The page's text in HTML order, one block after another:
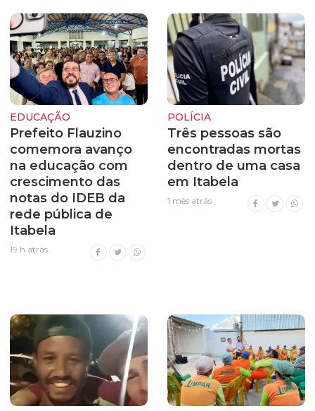
EDUCAÇÃO
Prefeito Flauzino
comemora avanço
na educação com
crescimento das
notas do IDEB da
rede pública de
Itabela
19 h atrás
POLÍCIA
Três pessoas são
encontradas mortas
dentro de uma casa
em Itabela
1 mês atrás